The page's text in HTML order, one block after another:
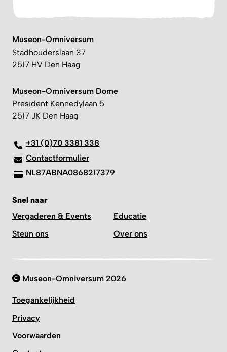
Museon-Omniversum
Stadhouderslaan 37
2517 HV Den Haag
Museon-Omniversum Dome
President Kennedylaan 5
2517 JK Den Haag
+31 (0)70 3381 338
Contactformulier
NL87ABNA0868217379
Snel naar
Vergaderen & Events
Educatie
Steun ons
Over ons
Museon-Omniversum 2026
Toegankelijkheid
Privacy
Voorwaarden